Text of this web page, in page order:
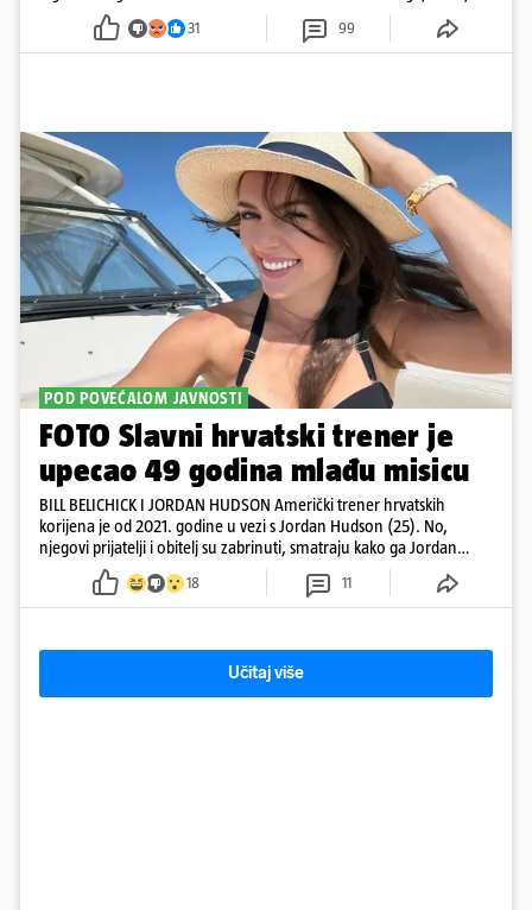
pažnju odvlačila ljepotica iza klupe
31 99
POD POVEĆALOM JAVNOSTI
FOTO Slavni hrvatski trener je
upecao 49 godina mlađu misicu
BILL BELICHICK I JORDAN HUDSON Američki trener hrvatskih
korijena je od 2021. godine u vezi s Jordan Hudson (25). No,
njegovi prijatelji i obitelj su zabrinuti, smatraju kako ga Jordan
kontrolira
18 11
Učitaj više